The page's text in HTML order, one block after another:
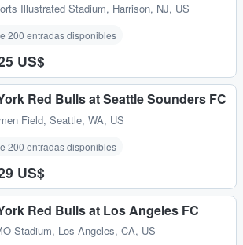
Illustrated Stadium, Harrison, NJ, US
200 entradas disponibles
US$
Red Bulls at Seattle Sounders FC
Field, Seattle, WA, US
200 entradas disponibles
US$
Red Bulls at Los Angeles FC
Stadium, Los Angeles, CA, US